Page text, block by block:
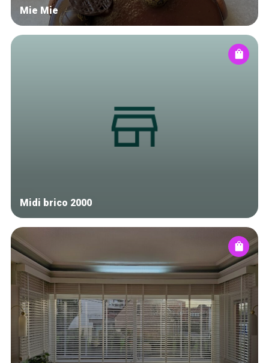
Mie Mie
Midi brico 2000